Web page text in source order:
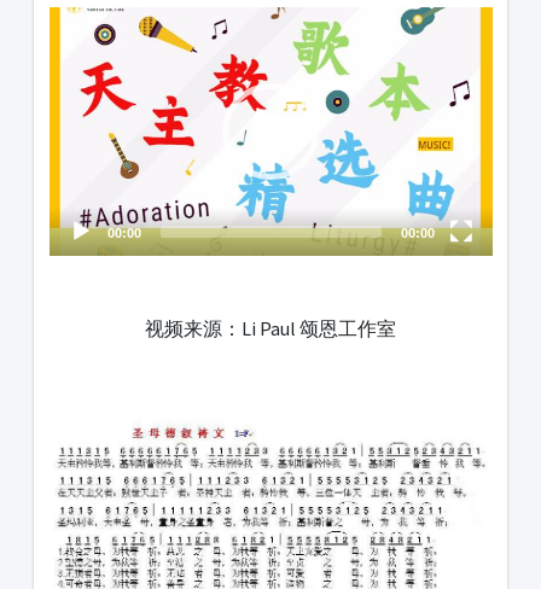
Video
Player
00:00 00:00
视频来源：Li Paul 颂恩工作室